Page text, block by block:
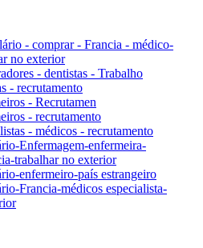
- comprar - Francia - médico-
no exterior
- dentistas - Trabalho
- recrutamento
- Recrutamen
- recrutamento
- médicos - recrutamento
Enfermagem-enfermeira-
trabalhar no exterior
enfermeiro-país estrangeiro
Francia-médicos especialista-